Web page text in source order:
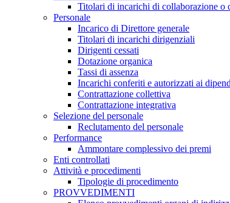
Titolari di incarichi di collaborazione o
Personale
Incarico di Direttore generale
Titolari di incarichi dirigenziali
Dirigenti cessati
Dotazione organica
Tassi di assenza
Incarichi conferiti e autorizzati ai
Contrattazione collettiva
Contrattazione integrativa
Selezione del personale
Reclutamento del personale
Performance
Ammontare complessivo dei premi
Enti controllati
Attività e procedimenti
Tipologie di procedimento
PROVVEDIMENTI